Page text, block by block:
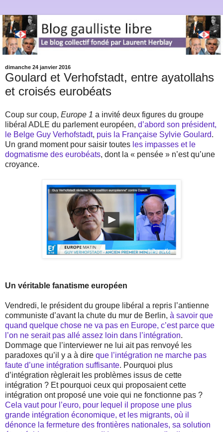
dimanche 24 janvier 2016
Goulard et Verhofstadt, entre ayatollahs
et croisés eurobéats
Coup sur coup, Europe 1 a invité deux figures du groupe
libéral ADLE du parlement européen, d’abord son président,
le Belge Guy Verhofstadt, puis la Française Sylvie Goulard.
Un grand moment pour saisir toutes les impasses et le
dogmatisme des eurobéats, dont la « pensée » n’est qu’une
croyance.
Un véritable fanatisme européen
Vendredi, le président du groupe libéral a repris l’antienne
communiste d’avant la chute du mur de Berlin, à savoir que
quand quelque chose ne va pas en Europe, c’est parce que
l’on ne serait pas allé assez loin dans l’intégration.
Dommage que l’interviewer ne lui ait pas renvoyé les
paradoxes qu’il y a à dire que l’intégration ne marche pas
faute d’une intégration suffisante. Pourquoi plus
d’intégration règlerait les problèmes issus de cette
intégration ? Et pourquoi ceux qui proposaient cette
intégration ont proposé une voie qui ne fonctionne pas ?
Cela vaut pour l’euro, pour lequel il propose une plus
grande intégration économique, et les migrants, où il
dénonce la fermeture des frontières nationales, sa solution